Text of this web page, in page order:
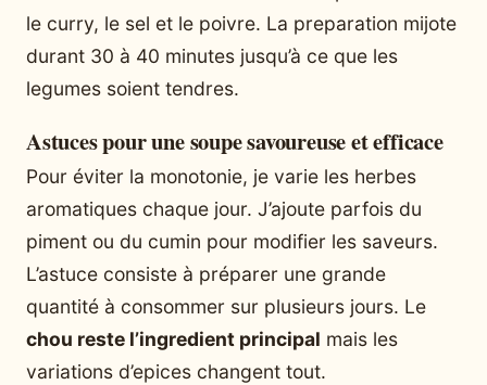
le curry, le sel et le poivre. La preparation mijote
durant 30 à 40 minutes jusqu’à ce que les
legumes soient tendres.
Astuces pour une soupe savoureuse et efficace
Pour éviter la monotonie, je varie les herbes
aromatiques chaque jour. J’ajoute parfois du
piment ou du cumin pour modifier les saveurs.
L’astuce consiste à préparer une grande
quantité à consommer sur plusieurs jours. Le
chou reste l’ingredient principal mais les
variations d’epices changent tout.